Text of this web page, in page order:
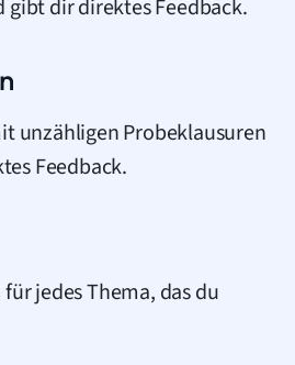
dir direktes Feedback.
unzähligen Probeklausuren
Feedback.
jedes Thema, das du